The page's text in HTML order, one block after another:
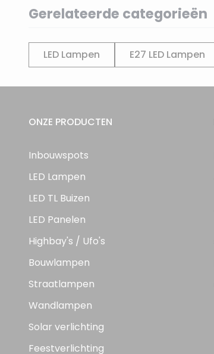
Gerelateerde categorieën
LED Lampen E27 LED Lampen
ONZE PRODUCTEN
Inbouwspots
LED Lampen
LED TL Buizen
LED Panelen
Highbay's / Ufo's
Bouwlampen
Straatlampen
Wandlampen
Solar verlichting
Feestverlichting